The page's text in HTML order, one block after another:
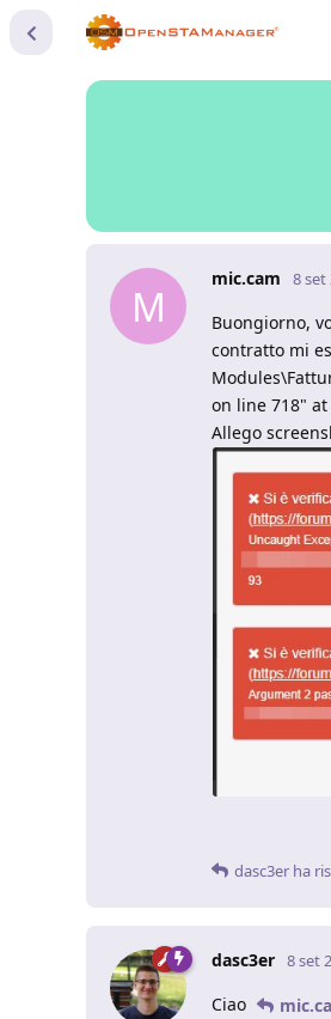
M
mic.cam 8 set
Buongiorno,
contratto mi
on line 718"
Allego
dasc3er ha
dasc3er 8 set
Ciao